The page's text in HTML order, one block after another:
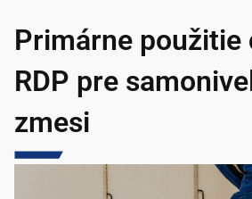
Primárne použitie
RDP pre
zmesi